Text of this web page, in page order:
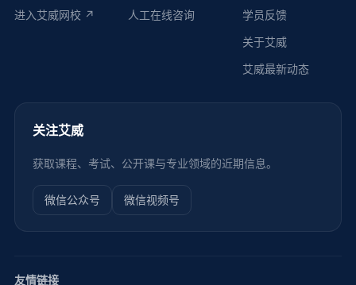
进入艾威网校 ↗
人工在线咨询
学员反馈
关于艾威
艾威最新动态
关注艾威
获取课程、考试、公开课与专业领域的近期信息。
微信公众号 微信视频号
友情链接